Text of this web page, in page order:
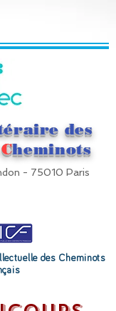
des
Cheminots
- 75010 Paris
des Cheminots